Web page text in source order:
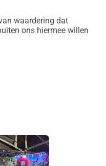
waardering dat
ons hiermee willen